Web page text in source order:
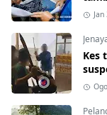
Kes